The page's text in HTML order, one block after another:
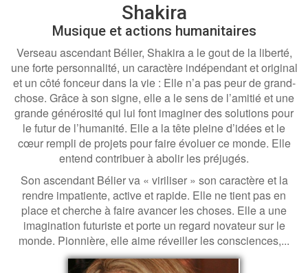
Shakira
Musique et actions humanitaires
Verseau ascendant Bélier, Shakira a le gout de la liberté,
une forte personnalité, un caractère indépendant et original
et un côté fonceur dans la vie : Elle n’a pas peur de grand-
chose. Grâce à son signe, elle a le sens de l’amitié et une
grande générosité qui lui font imaginer des solutions pour
le futur de l’humanité. Elle a la tête pleine d’idées et le
cœur rempli de projets pour faire évoluer ce monde. Elle
entend contribuer à abolir les préjugés.
Son ascendant Bélier va « viriliser » son caractère et la
rendre impatiente, active et rapide. Elle ne tient pas en
place et cherche à faire avancer les choses. Elle a une
imagination futuriste et porte un regard novateur sur le
monde. Pionnière, elle aime réveiller les consciences,...